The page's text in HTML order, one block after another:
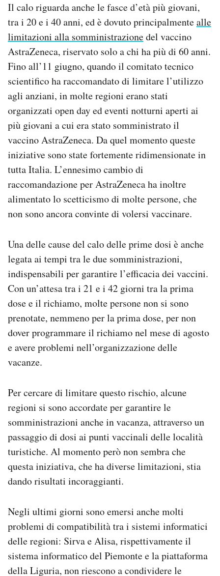
Il calo riguarda anche le fasce d’età più giovani,
tra i 20 e i 40 anni, ed è dovuto principalmentealle
limitazioni alla somministrazionedel vaccino
AstraZeneca, riservato solo a chi ha più di 60 anni.
Fino all’11 giugno, quando il comitato tecnico
scientifico ha raccomandato di limitare l’utilizzo
agli anziani, in molte regioni erano stati
organizzati open day ed eventi notturni aperti ai
più giovani a cui era stato somministrato il
vaccino AstraZeneca. Da quel momento queste
iniziative sono state fortemente ridimensionate in
tutta Italia. L’ennesimo cambio di
raccomandazione per AstraZeneca ha inoltre
alimentato lo scetticismo di molte persone, che
non sono ancora convinte di volersi vaccinare.
Una delle cause del calo delle prime dosi è anche
legata ai tempi tra le due somministrazioni,
indispensabili per garantire l’efficacia dei vaccini.
Con un’attesa tra i 21 e i 42 giorni tra la prima
dose e il richiamo, molte persone non si sono
prenotate, nemmeno per la prima dose, per non
dover programmare il richiamo nel mese di agosto
e avere problemi nell’organizzazione delle
vacanze.
Per cercare di limitare questo rischio, alcune
regioni si sono accordate per garantire le
somministrazioni anche in vacanza, attraverso un
passaggio di dosi ai punti vaccinali delle località
turistiche. Al momento però non sembra che
questa iniziativa, che ha diverse limitazioni, stia
dando risultati incoraggianti.
Negli ultimi giorni sono emersi anche molti
problemi di compatibilità tra i sistemi informatici
delle regioni: Sirva e Alisa, rispettivamente il
sistema informatico del Piemonte e la piattaforma
della Liguria, non riescono a condividere le